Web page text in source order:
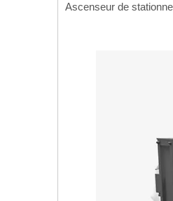
Ascenseur de